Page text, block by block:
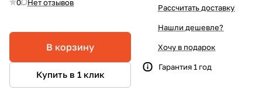
0 Нет отзывов
В корзину
Купить в 1 клик
Рассчитать доставку
Нашли дешевле?
Хочу в подарок
Гарантия 1 год